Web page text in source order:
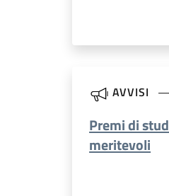
AVVISI
Premi di
meritevoli